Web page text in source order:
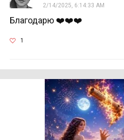
2/14/2025, 6:14:33 AM
Благодарю ❤️❤️❤️
1